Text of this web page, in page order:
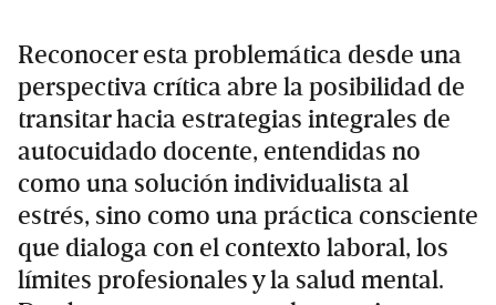
Reconocer esta problemática desde una
perspectiva crítica abre la posibilidad de
transitar hacia estrategias integrales de
autocuidado docente, entendidas no
como una solución individualista al
estrés, sino como una práctica consciente
que dialoga con el contexto laboral, los
límites profesionales y la salud mental.